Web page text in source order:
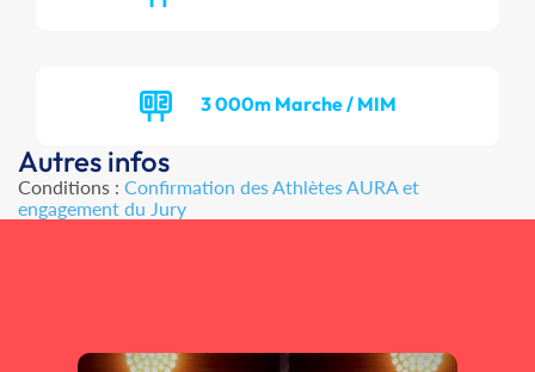
3 000m Marche / MIM
Autres infos
Conditions : Confirmation des Athlètes AURA et
engagement du Jury